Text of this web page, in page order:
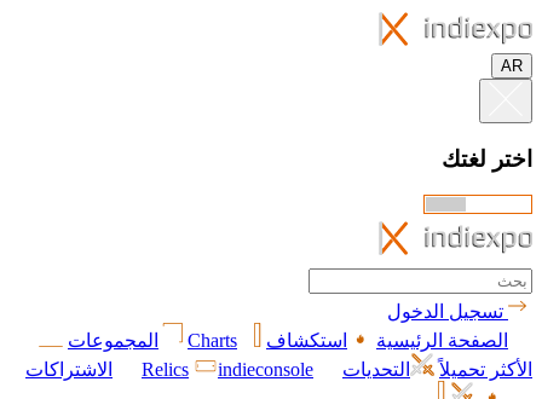
AR
اختر لغتك
تسجيل الدخول
الصفحة الرئيسية
استكشاف Charts
المجموعات
الأكثر تحميلاً
التحديات Relics indieconsole الاشتراكات